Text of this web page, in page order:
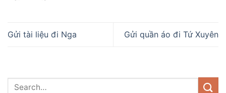
Gửi tài liệu đi Nga Gửi quần áo đi Tứ Xuyên